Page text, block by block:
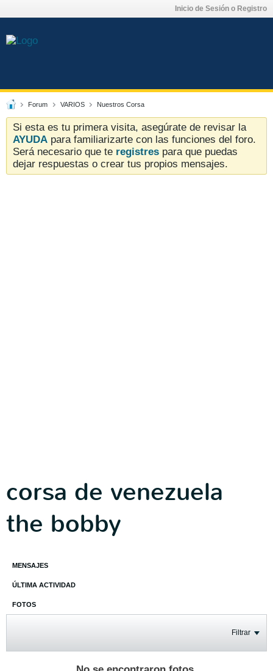
Inicio de Sesión o Registro
Forum VARIOS Nuestros Corsa
Si esta es tu primera visita, asegúrate de revisar la
AYUDA para familiarizarte con las funciones del foro.
Será necesario que te registres para que puedas
dejar respuestas o crear tus propios mensajes.
corsa de venezuela
the bobby
MENSAJES
ÚLTIMA ACTIVIDAD
FOTOS
Filtrar